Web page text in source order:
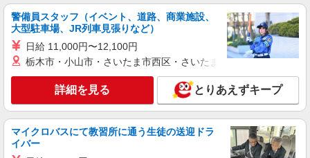
警備員スタッフ（イベント、道路、商業施設、
大型駐車場、JR列車見張りなど）
日給 11,000円〜12,100円
栃木市・小山市・さいたま市西区・さいたま市岩槻区・久喜市・
詳細を見る とりあえずキープ
マイクロバスにて教習所に通う生徒の送迎ドラ
イバー